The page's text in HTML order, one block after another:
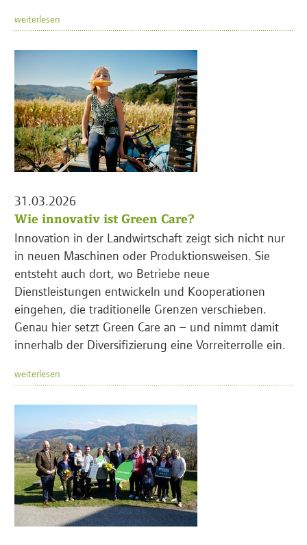
weiterlesen
31.03.2026
Wie innovativ ist Green Care?
Innovation in der Landwirtschaft zeigt sich nicht nur
in neuen Maschinen oder Produktionsweisen. Sie
entsteht auch dort, wo Betriebe neue
Dienstleistungen entwickeln und Kooperationen
eingehen, die traditionelle Grenzen verschieben.
Genau hier setzt Green Care an – und nimmt damit
innerhalb der Diversifizierung eine Vorreiterrolle ein.
weiterlesen